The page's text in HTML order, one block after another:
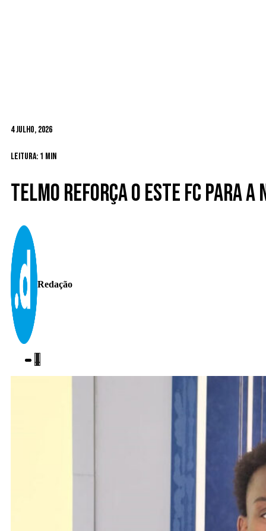
4 Julho, 2026
Leitura: 1 min
Telmo reforça o Este FC para a
Redação